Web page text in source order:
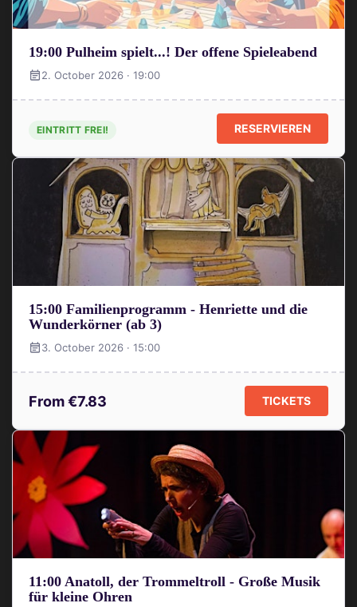
19:00 Pulheim spielt...! Der offene Spieleabend
2. October 2026 · 19:00
EINTRITT FREI! RESERVIEREN
15:00 Familienprogramm - Henriette und die
Wunderkörner (ab 3)
3. October 2026 · 15:00
From €7.83 TICKETS
11:00 Anatoll, der Trommeltroll - Große Musik
für kleine Ohren